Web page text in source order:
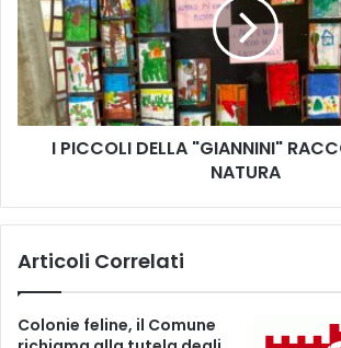
o
i
a
g
l
f
r
e
C
O
D
G
N
I PICCOLI DELLA "GIANNINI"
NATURA
Articoli Correlati
Colonie feline, il Comune